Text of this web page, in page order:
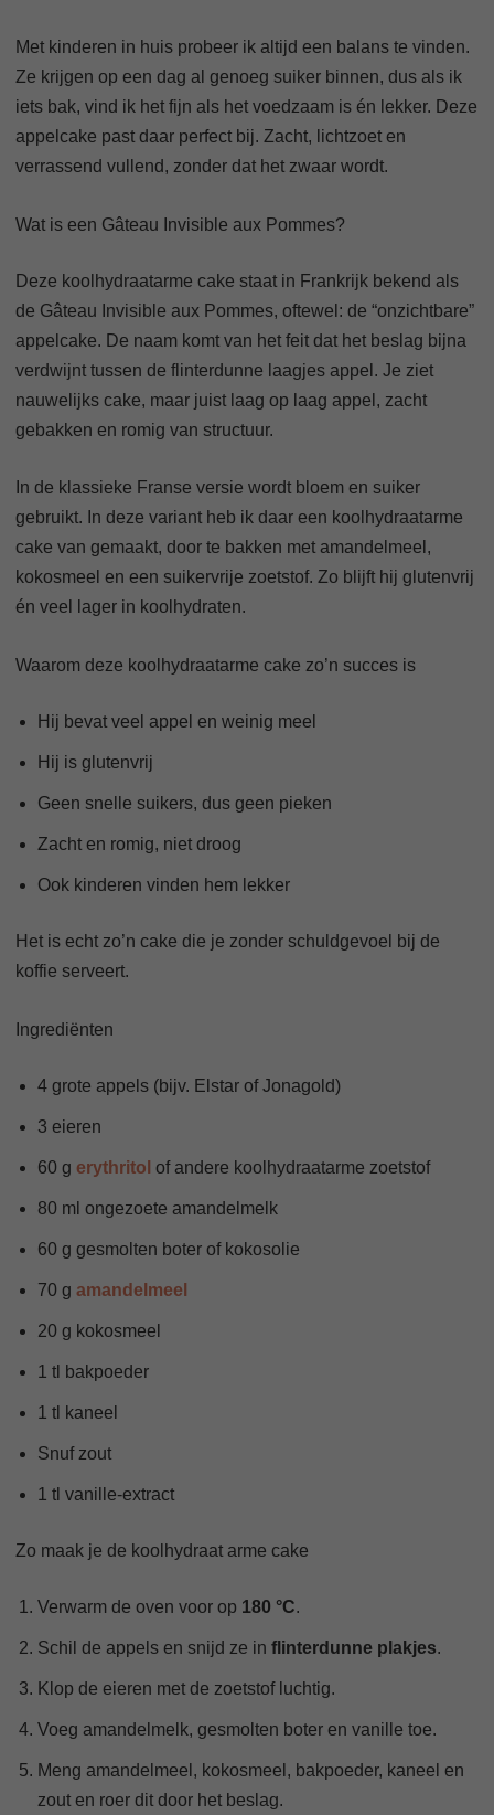
Met kinderen in huis probeer ik altijd een balans te vinden.
Ze krijgen op een dag al genoeg suiker binnen, dus als ik
iets bak, vind ik het fijn als het voedzaam is én lekker. Deze
appelcake past daar perfect bij. Zacht, lichtzoet en
verrassend vullend, zonder dat het zwaar wordt.
Wat is een Gâteau Invisible aux Pommes?
Deze koolhydraatarme cake staat in Frankrijk bekend als
de Gâteau Invisible aux Pommes, oftewel: de “onzichtbare”
appelcake. De naam komt van het feit dat het beslag bijna
verdwijnt tussen de flinterdunne laagjes appel. Je ziet
nauwelijks cake, maar juist laag op laag appel, zacht
gebakken en romig van structuur.
In de klassieke Franse versie wordt bloem en suiker
gebruikt. In deze variant heb ik daar een koolhydraatarme
cake van gemaakt, door te bakken met amandelmeel,
kokosmeel en een suikervrije zoetstof. Zo blijft hij glutenvrij
én veel lager in koolhydraten.
Waarom deze koolhydraatarme cake zo’n succes is
Hij bevat veel appel en weinig meel
Hij is glutenvrij
Geen snelle suikers, dus geen pieken
Zacht en romig, niet droog
Ook kinderen vinden hem lekker
Het is echt zo’n cake die je zonder schuldgevoel bij de
koffie serveert.
Ingrediënten
4 grote appels (bijv. Elstar of Jonagold)
3 eieren
60 g erythritol of andere koolhydraatarme zoetstof
80 ml ongezoete amandelmelk
60 g gesmolten boter of kokosolie
70 g amandelmeel
20 g kokosmeel
1 tl bakpoeder
1 tl kaneel
Snuf zout
1 tl vanille-extract
Zo maak je de koolhydraat arme cake
Verwarm de oven voor op 180 °C.
Schil de appels en snijd ze in flinterdunne plakjes.
Klop de eieren met de zoetstof luchtig.
Voeg amandelmelk, gesmolten boter en vanille toe.
Meng amandelmeel, kokosmeel, bakpoeder, kaneel en
zout en roer dit door het beslag.